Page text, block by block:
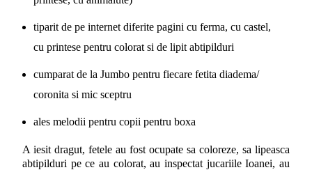
tiparit de pe internet diferite pagini cu ferma, cu castel,
cu printese pentru colorat si de lipit abtipilduri
cumparat de la Jumbo pentru fiecare fetita diadema/
coronita si mic sceptru
ales melodii pentru copii pentru boxa
A iesit dragut, fetele au fost ocupate sa coloreze, sa lipeasca
abtipilduri pe ce au colorat, au inspectat jucariile Ioanei, au